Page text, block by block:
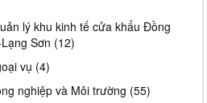
lý khu kinh tế cửa khẩu Đồng
Sơn (12)
vụ (4)
nghiệp và Môi trường (55)